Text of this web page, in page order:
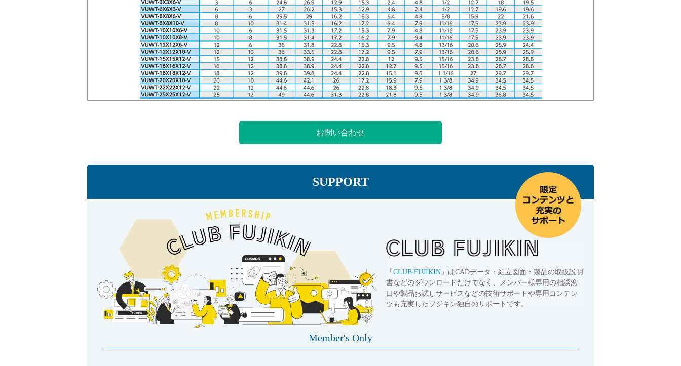
ログイン
会社情報
採用情報
お問い合わせ
SUPPORT
「 CLUB FUJIKIN 」はCADデータ・組立図面・製品の取扱説明
書などのダウンロードだけでなく、メンバー様専用の相談窓
口や製品お試しサービスなどの技術サポートや専用コンテン
ツも充実したフジキン独自のサポートです。
Member's Only